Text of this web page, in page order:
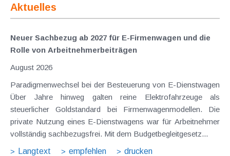
Aktuelles
Neuer Sachbezug ab 2027 für E-Firmenwagen und die
Rolle von Arbeitnehmer​­beiträgen
August 2026
Paradigmenwechsel bei der Besteuerung von E-Dienstwagen
Über Jahre hinweg galten reine Elektrofahrzeuge als
steuerlicher Goldstandard bei Firmenwagenmodellen. Die
private Nutzung eines E-Dienstwagens war für Arbeitnehmer
vollständig sachbezugsfrei. Mit dem Budgetbegleitgesetz...
Langtext
empfehlen drucken